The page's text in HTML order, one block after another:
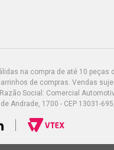
na compra de até 10
de compras. Vendas
Social: Comercial
Andrade, 1700 - CEP 13031-